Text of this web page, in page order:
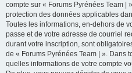
compte sur « Forums Pyrénées Team |
protection des données applicables
Toutes les informations, en-dehors de
passe et de votre adresse de courriel
durant votre inscription, sont
de « Forums Pyrénées Team | ». Dans
quelles informations de votre compte